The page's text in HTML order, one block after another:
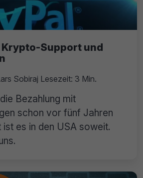
Krypto-Support und
Sobiraj Lesezeit: 3 Min.
Bezahlung mit
schon vor fünf Jahren
ist es in den USA soweit.